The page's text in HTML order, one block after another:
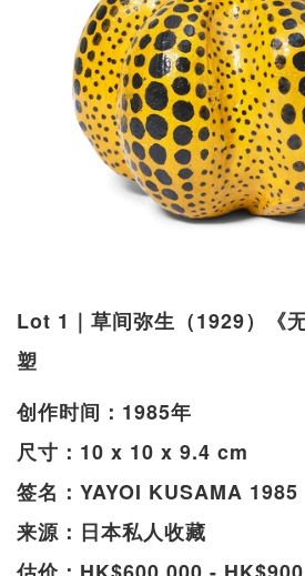
Lot 1｜草间弥生（1929）《
塑
创作时间：1985年
尺寸：10 x 10 x 9.4 cm
签名：YAYOI KUSAMA 1985
来源：日本私人收藏